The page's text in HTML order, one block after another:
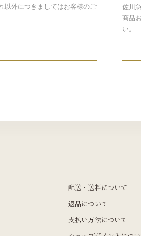
以外につきましてはお客様のご
佐川
商品
い。
配送・送料について
返品について
支払い方法について